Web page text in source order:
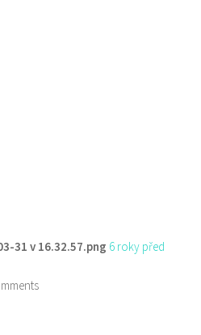
31 v 16.32.57.png 6 roky před